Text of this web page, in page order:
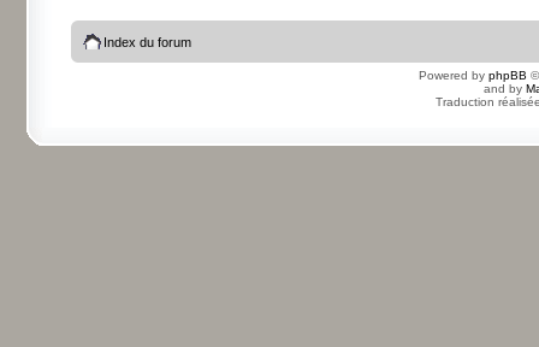
Index du forum
Powered by phpBB
and by
Traduction